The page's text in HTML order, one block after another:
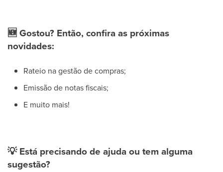
🆕 Gostou? Então, confira as próximas
novidades:
Rateio na gestão de compras;
Emissão de notas fiscais;
E muito mais!
💡Está precisando de ajuda ou tem alguma
sugestão?